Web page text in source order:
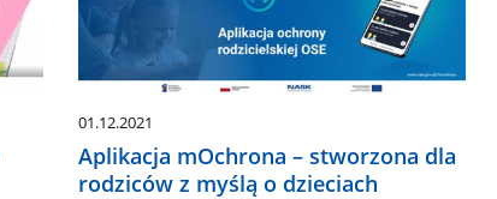
01.12.2021
Aplikacja mOchrona – stworzona dla
rodziców z myślą o dzieciach